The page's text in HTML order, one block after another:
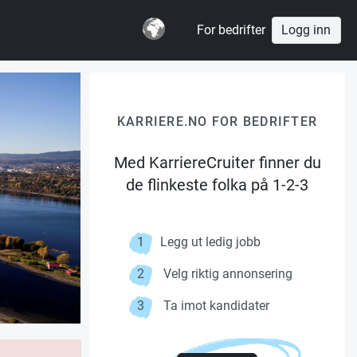
For bedrifter Logg inn
KARRIERE.NO FOR BEDRIFTER
Med KarriereCruiter finner du
de flinkeste folka på 1-2-3
1 Legg ut ledig jobb
2 Velg riktig annonsering
3 Ta imot kandidater